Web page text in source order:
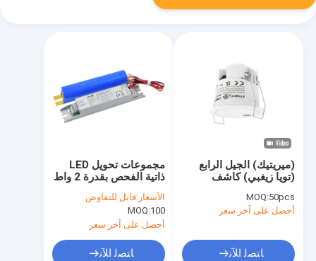
مجموعات تحويل LED
ذاتية الفحص بقدرة 2 واط
وخرج 80-200 فولت تيار
مستمر
الأسعار:قابل للتفاوض
MOQ:100
أحصل على آخر سعر
ﺎﺘﺼﻟ ﺍﻶﻧ
(ميريتيك) الجيل الرابع
(تويا زيغبي) كاشف
لاسلكيMOQ:50pcs
أحصل على آخر سعر
ﺎﺘﺼﻟ ﺍﻶﻧ